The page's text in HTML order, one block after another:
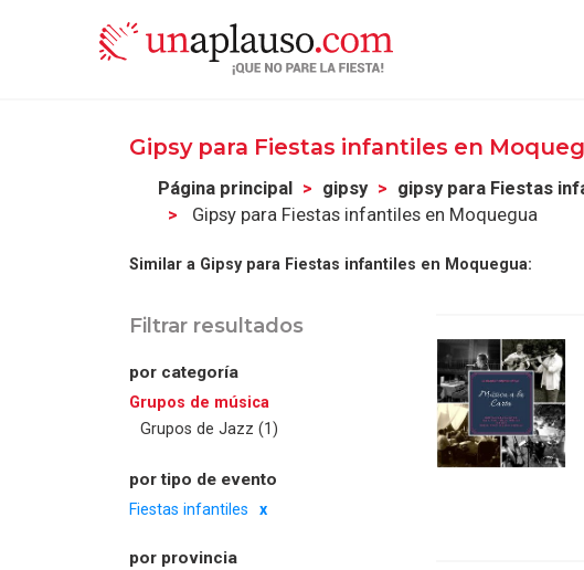
Gipsy para Fiestas infantiles en
Página principal gipsy gipsy para Fiestas
Gipsy para Fiestas infantiles en Moquegua
Similar a Gipsy para Fiestas infantiles en Moquegua:
Filtrar resultados
por categoría
Grupos de música
Grupos de Jazz (1)
por tipo de evento
Fiestas infantiles
por provincia